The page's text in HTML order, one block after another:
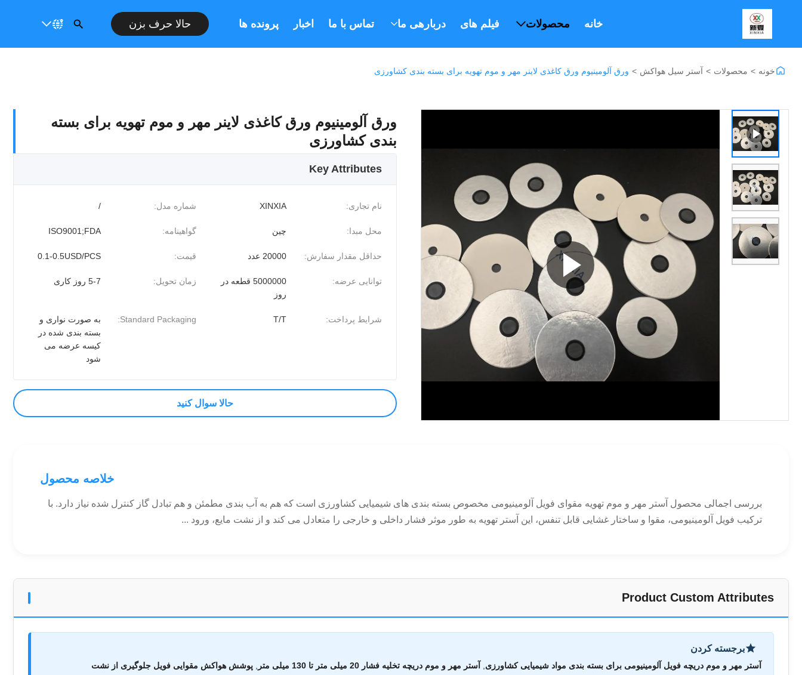
خانه محصولات فیلم های دربارهی ما تماس با ما اخبار پرونده ها حالا حرف بزن
خونه > محصولات > آستر سیل هواکش > ورق آلومینیوم ورق کاغذی لاینر مهر و موم تهویه برای بسته بندی کشاورزی
ورق آلومینیوم ورق کاغذی لاینر مهر و موم تهویه برای بسته
بندی کشاورزی
Key Attributes
نام تجاری: XINXIA شماره مدل: /
محل مبدا: چین گواهینامه: ISO9001;FDA
حداقل مقدار سفارش: 20000 عدد قیمت: 0.1-0.5USD/PCS
توانایی عرضه:
5000000 قطعه در
روز
زمان تحویل: 5-7 روز کاری
شرایط پرداخت: T/T
Standard Packaging:
به صورت نواری و
بسته بندی شده در
کیسه عرضه می
شود
حالا سوال کنيد
خلاصه محصول
بررسی اجمالی محصول آستر مهر و موم تهویه مقوای فویل آلومینیومی مخصوص بسته بندی های شیمیایی کشاورزی است که هم به آب بندی مطمئن و هم تبادل گاز کنترل شده نیاز دارد. با
ترکیب فویل آلومینیومی، مقوا و ساختار غشایی قابل تنفس، این آستر تهویه به طور موثر فشار داخلی و خارجی را متعادل می کند و از نشت مایع، ورود ...
Product Custom Attributes
برجسته کردن
آستر مهر و موم دریچه فویل آلومینیومی برای بسته بندی مواد شیمیایی کشاورزی آستر مهر و موم دریچه تخلیه فشار 20 میلی متر تا 130 میلی متر پوشش هواکش مقوایی فویل جلوگیری از نشت